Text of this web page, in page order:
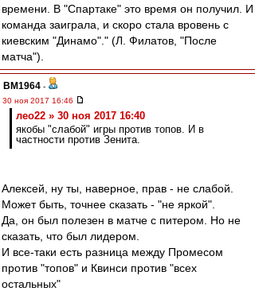
времени. В "Спартаке" это время он получил. И
команда заиграла, и скоро стала вровень с
киевским "Динамо"." (Л. Филатов, "После
матча").
BM1964 -
30 ноя 2017 16:46
лео22 » 30 ноя 2017 16:40
якобы "слабой" игры против топов. И в
частности против Зенита.
Алексей, ну ты, наверное, прав - не слабой.
Может быть, точнее сказать - "не яркой".
Да, он был полезен в матче с питером. Но не
сказать, что был лидером.
И все-таки есть разница между Промесом
против "топов" и Квинси против "всех
остальных"